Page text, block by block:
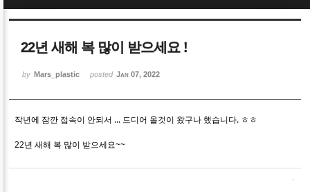
22년 새해 복 많이 받으세요 !
by Mars_plastic posted Jan 07, 2022
작년에 잠깐 접속이 안되서 ... 드디어 올것이 왔구나 했습니다. ㅎㅎ
22년 새해 복 많이 받으세요~~
Sketchbook5, 스케치북5
Sketchbook5, 스케치북5
Sketchbook5, 스케치북5
Sketchbook5, 스케치북5